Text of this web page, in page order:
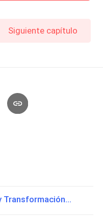
Siguiente capítulo
Transformación...